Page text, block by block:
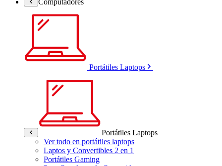
Portátiles Laptops
Portátiles Laptops
Ver todo en portátiles laptops
Laptos y Convertibles 2 en 1
Portátiles Gaming